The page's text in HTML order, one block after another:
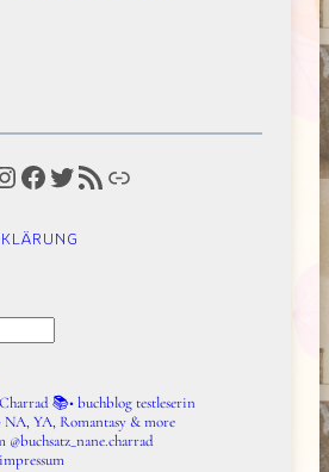
Facebook Twitter RSS-Feed Link
📚• buchblog testleserin
NA, YA, Romantasy & more
@buchsatz_nane.charrad